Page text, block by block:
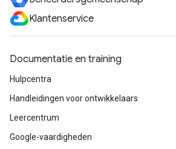
Klantenservice
Documentatie en training
Hulpcentra
Handleidingen voor ontwikkelaars
Leercentrum
Google-vaardigheden